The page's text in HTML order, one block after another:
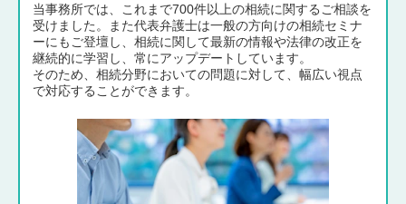
当事務所では、これまで700件以上の相続に関するご相談を
受けました。また代表弁護士は一般の方向けの相続セミナ
ーにもご登壇し、相続に関して最新の情報や法律の改正を
継続的に学習し、常にアップデートしています。
そのため、相続分野においての問題に対して、幅広い視点
で対応することができます。